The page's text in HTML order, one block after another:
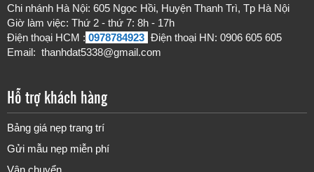
Nẹp Inox V30
Chi nhánh Hà Nội: 605 Ngọc Hồi, Huyện Thanh Trì, Tp Hà Nội
Giờ làm việc: Thứ 2 - thứ 7: 8h - 17h
Điện thoại HCM : 0978784923 Điện thoại HN: 0906 605 605
Email: thanhdat5338@gmail.com
Hỗ trợ khách hàng
Bảng giá nẹp trang trí
Gửi mẫu nẹp miễn phí
Vận chuyển